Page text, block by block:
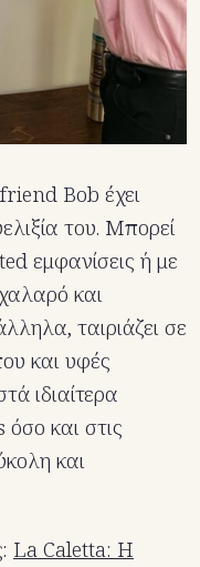
Bob έχει
του. Μπορεί
εμφανίσεις ή με
και
ταιριάζει σε
και υφές
ιδιαίτερα
και στις
και
La Caletta: Η